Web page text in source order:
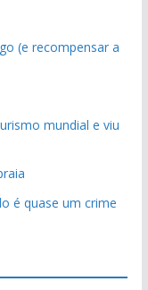
(e recompensar a
mundial e viu
é quase um crime